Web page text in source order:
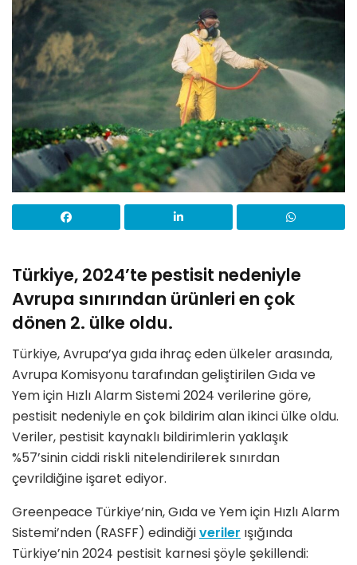
Türkiye, 2024’te pestisit nedeniyle
Avrupa sınırından ürünleri en çok
dönen 2. ülke oldu.
Türkiye, Avrupa’ya gıda ihraç eden ülkeler arasında,
Avrupa Komisyonu tarafından geliştirilen Gıda ve
Yem için Hızlı Alarm Sistemi 2024 verilerine göre,
pestisit nedeniyle en çok bildirim alan ikinci ülke oldu.
Veriler, pestisit kaynaklı bildirimlerin yaklaşık
%57’sinin ciddi riskli nitelendirilerek sınırdan
çevrildiğine işaret ediyor.
Greenpeace Türkiye’nin, Gıda ve Yem için Hızlı Alarm
Sistemi’nden (RASFF) edindiğiveriler ışığında
Türkiye’nin 2024 pestisit karnesi şöyle şekillendi: